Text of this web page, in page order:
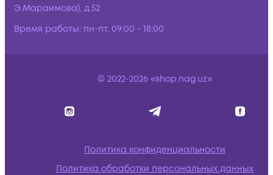
Э.Мараимова), д.52
Время работы: пн-пт, 09:00 - 18:00
© 2022-2026 «shop.nag.uz»
Политика конфиденциальности
Политика обработки персональных данных